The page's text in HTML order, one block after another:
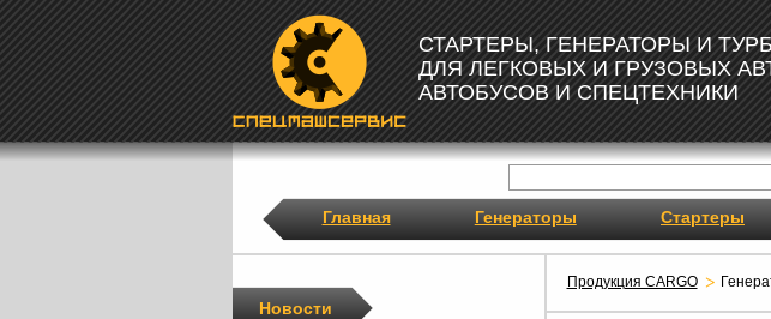
СТАРТЕРЫ, ГЕНЕРАТОРЫ И
ДЛЯ ЛЕГКОВЫХ И ГРУЗОВЫХ
АВТОБУСОВ И СПЕЦТЕХНИКИ
Главная Генераторы Стартеры
Продукция CARGO
Новости